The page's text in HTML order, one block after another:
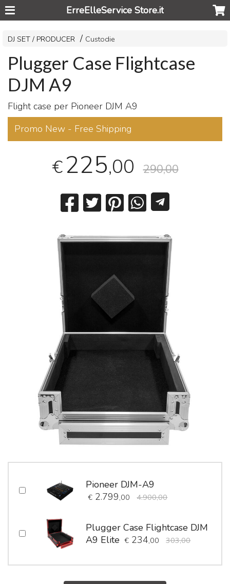
ErreElleService Store.it
DJ SET / PRODUCER Custodie
Plugger Case Flightcase
DJM A9
Flight case per Pioneer DJM A9
Promo New - Free Shipping
€225,00 290,00
Pioneer DJM-A9
€ 2.799,00 4.900,00
Plugger Case Flightcase DJM
A9 Elite € 234,00 303,00